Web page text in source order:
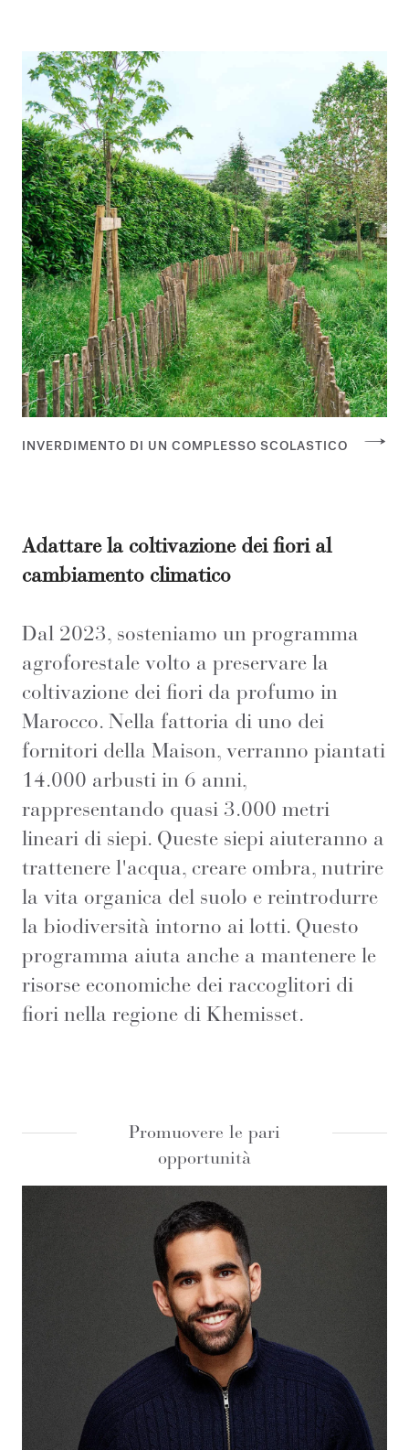
INVERDIMENTO DI UN COMPLESSO SCOLASTICO
Adattare la coltivazione dei fiori al
cambiamento climatico
Dal 2023, sosteniamo un programma
agroforestale volto a preservare la
coltivazione dei fiori da profumo in
Marocco. Nella fattoria di uno dei
fornitori della Maison, verranno piantati
14.000 arbusti in 6 anni,
rappresentando quasi 3.000 metri
lineari di siepi. Queste siepi aiuteranno a
trattenere l'acqua, creare ombra, nutrire
la vita organica del suolo e reintrodurre
la biodiversità intorno ai lotti. Questo
programma aiuta anche a mantenere le
risorse economiche dei raccoglitori di
fiori nella regione di Khemisset.
Promuovere le pari
opportunità